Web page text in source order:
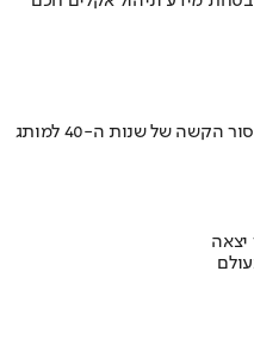
איך אסם הפכה את תקופת הצנע והמחסור הקשה של שנות ה-40 למותג
יצאה